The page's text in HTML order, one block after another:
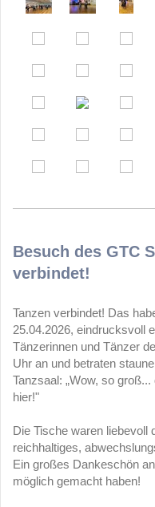
Besuch des GTC
verbindet!
Tanzen verbindet! Das
25.04.2026, eindrucksvoll
Tänzerinnen und Tänzer
Uhr an und betraten
Tanzsaal: „Wow, so
hier!"
Die Tische waren liebevoll
reichhaltiges,
Ein großes Dankeschön
möglich gemacht haben!